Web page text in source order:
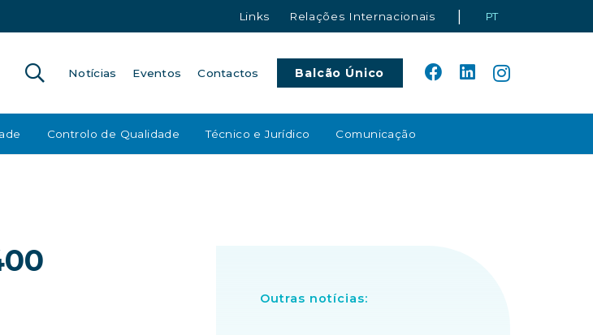
Links Relações Internacionais | PT
Notícias Eventos Contactos Balcão Único
Controlo de Qualidade Técnico e Jurídico Comunicação
Outras notícias: